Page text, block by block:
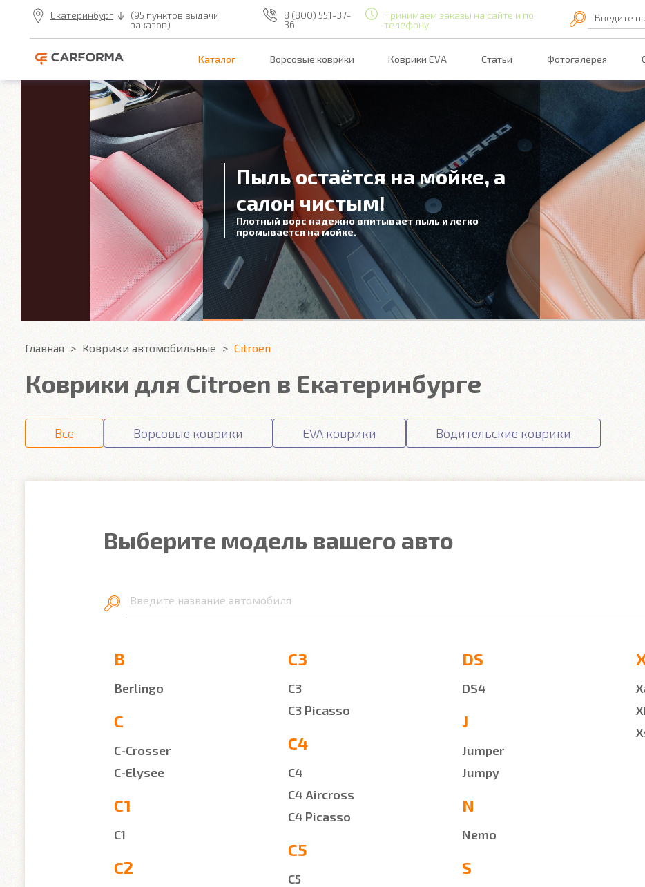
Екатеринбург
(95 пунктов выдачи
заказов)
8 (800) 551-37-
36
Принимаем заказы на сайте и по
телефону
Введите
Каталог Ворсовые коврики Коврики EVA Статьи Фотогалерея
Пыль остаётся на мойке, а
салон чистым!
Плотный ворс надежно впитывает пыль и легко
промывается на мойке.
Главная Коврики автомобильные Citroen
Коврики для Citroen в Екатеринбурге
Все Ворсовые коврики EVA коврики Водительские коврики
Выберите модель вашего авто
Введите название автомобиля
B
Berlingo
C
C-Crosser
C-Elysee
C1
C1
C2
C3
C3
C3 Picasso
C4
C4
C4 Aircross
C4 Picasso
C5
C5
DS
DS4
J
Jumper
Jumpy
N
Nemo
S